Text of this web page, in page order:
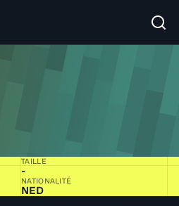
TAILLE
-
NATIONALITÉ
NED